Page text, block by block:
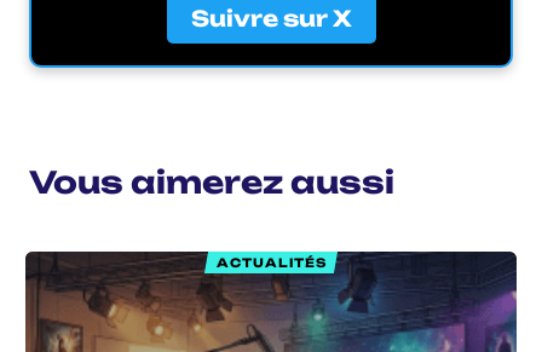
Suivre sur X
Vous aimerez aussi
ACTUALITÉS